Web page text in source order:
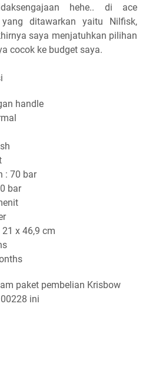
hehe.. di ace
ditawarkan yaitu Nilfisk,
saya menjatuhkan pilihan
cocok ke budget saya.
handle
: 70 bar
bar
x 46,9 cm
paket pembelian Krisbow
ini